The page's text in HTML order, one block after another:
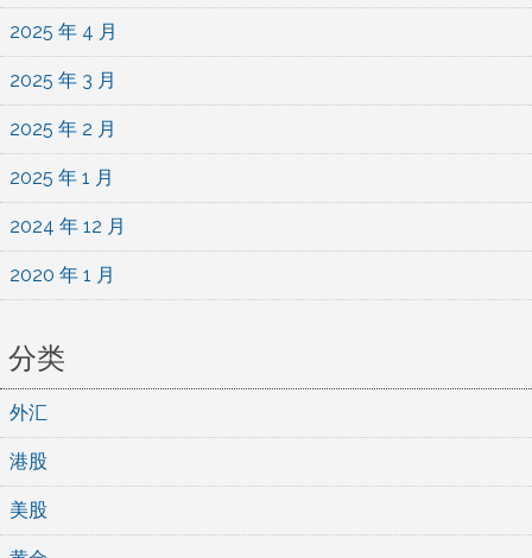
2025 年 4 月
2025 年 3 月
2025 年 2 月
2025 年 1 月
2024 年 12 月
2020 年 1 月
分类
外汇
港股
美股